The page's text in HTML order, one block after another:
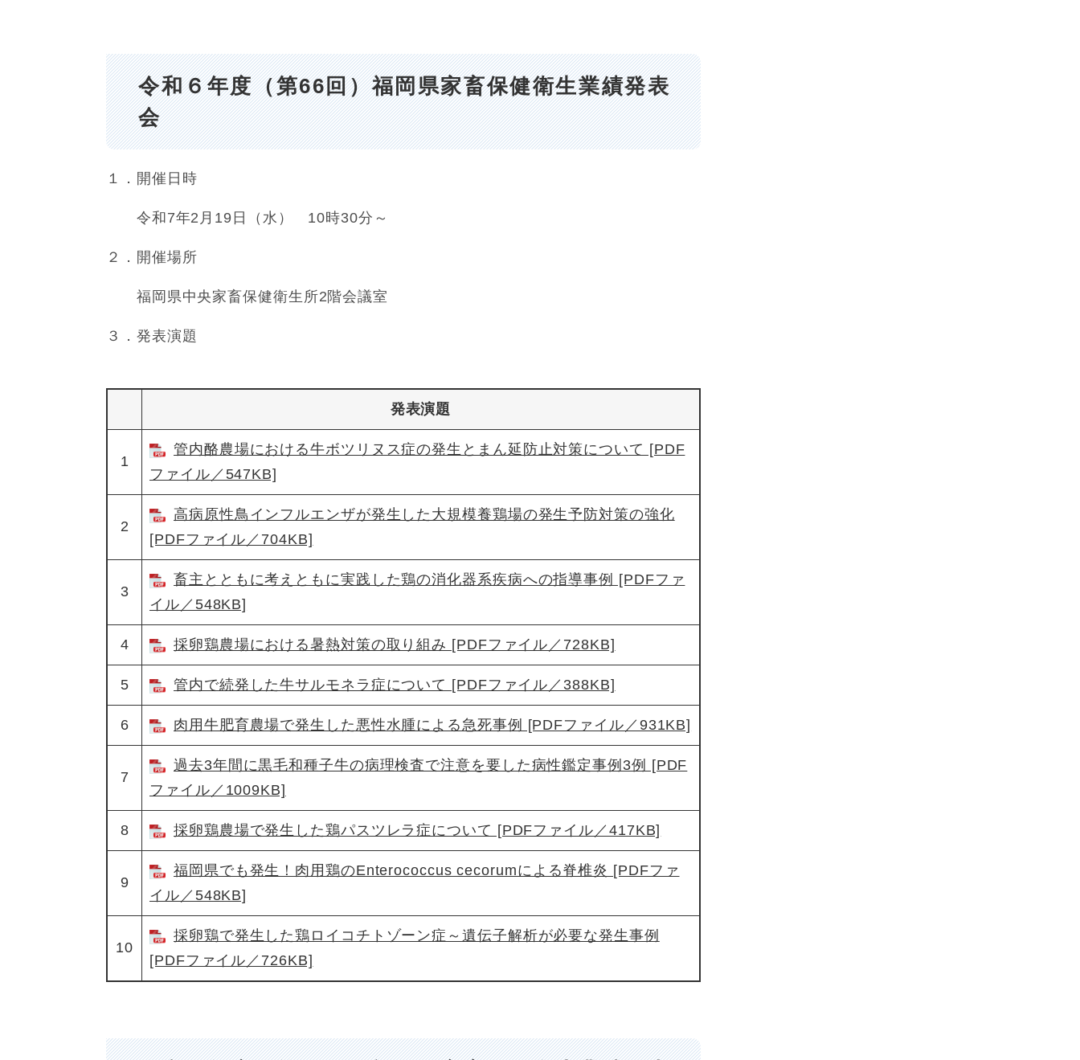
令和６年度（第66回）福岡県家畜保健衛生業績発表
会
１．開催日時
令和7年2月19日（水） 10時30分～
２．開催場所
福岡県中央家畜保健衛生所2階会議室
３．発表演題
発表演題
1
管内酪農場における牛ボツリヌス症の発生とまん延防止対策について [PDF
ファイル／547KB]
2
高病原性鳥インフルエンザが発生した大規模養鶏場の発生予防対策の強化
[PDFファイル／704KB]
3
畜主とともに考えともに実践した鶏の消化器系疾病への指導事例 [PDFファ
イル／548KB]
4 採卵鶏農場における暑熱対策の取り組み [PDFファイル／728KB]
5 管内で続発した牛サルモネラ症について [PDFファイル／388KB]
6 肉用牛肥育農場で発生した悪性水腫による急死事例 [PDFファイル／931KB]
7
過去3年間に黒毛和種子牛の病理検査で注意を要した病性鑑定事例3例 [PDF
ファイル／1009KB]
8 採卵鶏農場で発生した鶏パスツレラ症について [PDFファイル／417KB]
9
福岡県でも発生！肉用鶏のEnterococcus cecorumによる脊椎炎 [PDFファ
イル／548KB]
10
採卵鶏で発生した鶏ロイコチトゾーン症～遺伝子解析が必要な発生事例
[PDFファイル／726KB]